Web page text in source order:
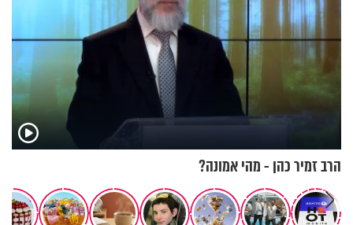
הרב זמיר כהן - מהי אמונה?